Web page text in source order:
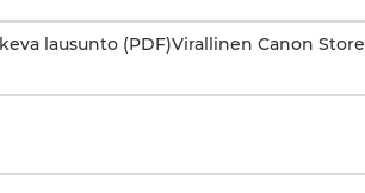
lausunto (PDF)Virallinen Canon Store